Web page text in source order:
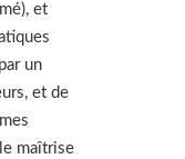
et
un
et de
maîtrise